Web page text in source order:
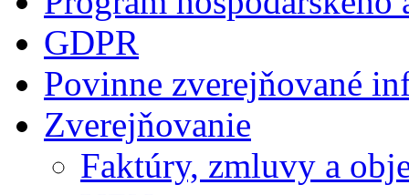
GDPR
Povinne zverejňované
Zverejňovanie
Faktúry, zmluvy a